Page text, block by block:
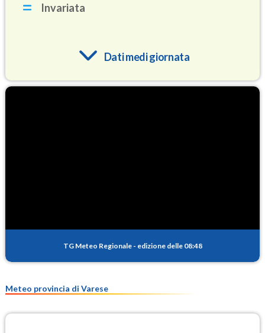
Invariata
Dati medi giornata
PM25
TG Meteo Regionale - edizione delle 08:48
Meteo provincia di Varese